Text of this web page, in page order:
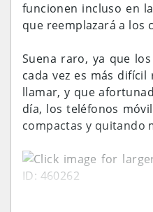
funcionen incluso en
que reemplazará a los
Suena raro, ya que
cada vez es más
llamar, y que
día, los teléfonos
compactas y quitando